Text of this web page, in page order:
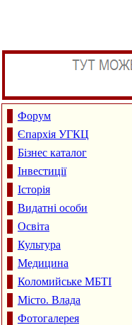
Форум
Єпархія УГКЦ
Бізнес каталог
Інвестиції
Історія
Видатні особи
Освіта
Культура
Медицина
Коломийське МБТІ
Місто. Влада
Фотогалерея